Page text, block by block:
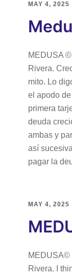
MAY 4, 2025
MEDUSA
Rivera.
mito. Lo
el apodo
primera
deuda
ambas y
así
pagar la
MAY 4, 2025
MEDUSA©
Rivera. I